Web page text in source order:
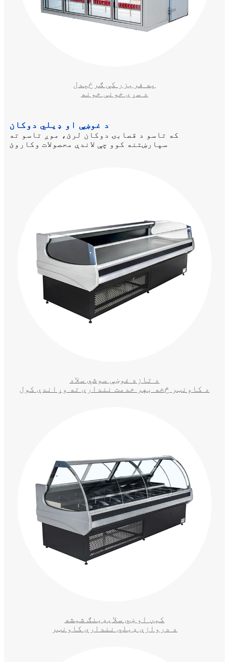
په فریزر کې ګرځېدل
د سړې خونې خونه
د غوښې او ډیلي دوکان
که تاسو د قصابۍ دوکان لرئ، موږ تاسو ته
سپارښتنه کوو چې لاندې محصولات وکاروئ
د تازه غوښې سوشي سلاد
د کاونټر څخه بهر خدمت نندارې ته وړاندې کول
کیڼ او ښي سلایډینګ شیشه
د دروازې ډیلي نندارې کاونټر